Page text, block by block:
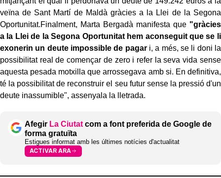
veïna de Sant Martí de Maldà gràcies a la Llei de la Segona
Oportunitat.Finalment, Marta Bergadà manifesta que "gràcies
a la Llei de la Segona Oportunitat hem aconseguit que se li
exonerin un deute impossible de pagari, a més, se li doni la
possibilitat real de començar de zero i refer la seva vida sense
aquesta pesada motxilla que arrossegava amb si. En definitiva,
té la possibilitat de reconstruir el seu futur sense la pressió d'un
deute inassumible", assenyala la lletrada.
Afegir La Ciutat com a font preferida de Google de
forma gratuïta
Estigues informat amb les últimes notícies d'actualitat
ACTIVAR ARA